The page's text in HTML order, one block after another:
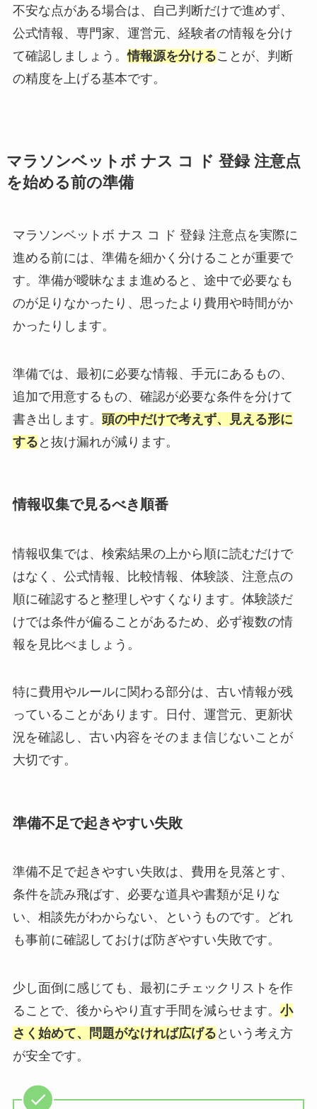
不安な点がある場合は、自己判断だけで進めず、
公式情報、専門家、運営元、経験者の情報を分け
て確認しましょう。情報源を分けることが、判断
の精度を上げる基本です。
マラソンベットボ ナス コ ド 登録 注意点
を始める前の準備
マラソンベットボ ナス コ ド 登録 注意点を実際に
進める前には、準備を細かく分けることが重要で
す。準備が曖昧なまま進めると、途中で必要なも
のが足りなかったり、思ったより費用や時間がか
かったりします。
準備では、最初に必要な情報、手元にあるもの、
追加で用意するもの、確認が必要な条件を分けて
書き出します。 頭の中だけで考えず、見える形に
する と抜け漏れが減ります。
情報収集で見るべき順番
情報収集では、検索結果の上から順に読むだけで
はなく、公式情報、比較情報、体験談、注意点の
順に確認すると整理しやすくなります。体験談だ
けでは条件が偏ることがあるため、必ず複数の情
報を見比べましょう。
特に費用やルールに関わる部分は、古い情報が残
っていることがあります。日付、運営元、更新状
況を確認し、古い内容をそのまま信じないことが
大切です。
準備不足で起きやすい失敗
準備不足で起きやすい失敗は、費用を見落とす、
条件を読み飛ばす、必要な道具や書類が足りな
い、相談先がわからない、というものです。どれ
も事前に確認しておけば防ぎやすい失敗です。
少し面倒に感じても、最初にチェックリストを作
ることで、後からやり直す手間を減らせます。 小
さく始めて、問題がなければ広げる という考え方
が安全です。